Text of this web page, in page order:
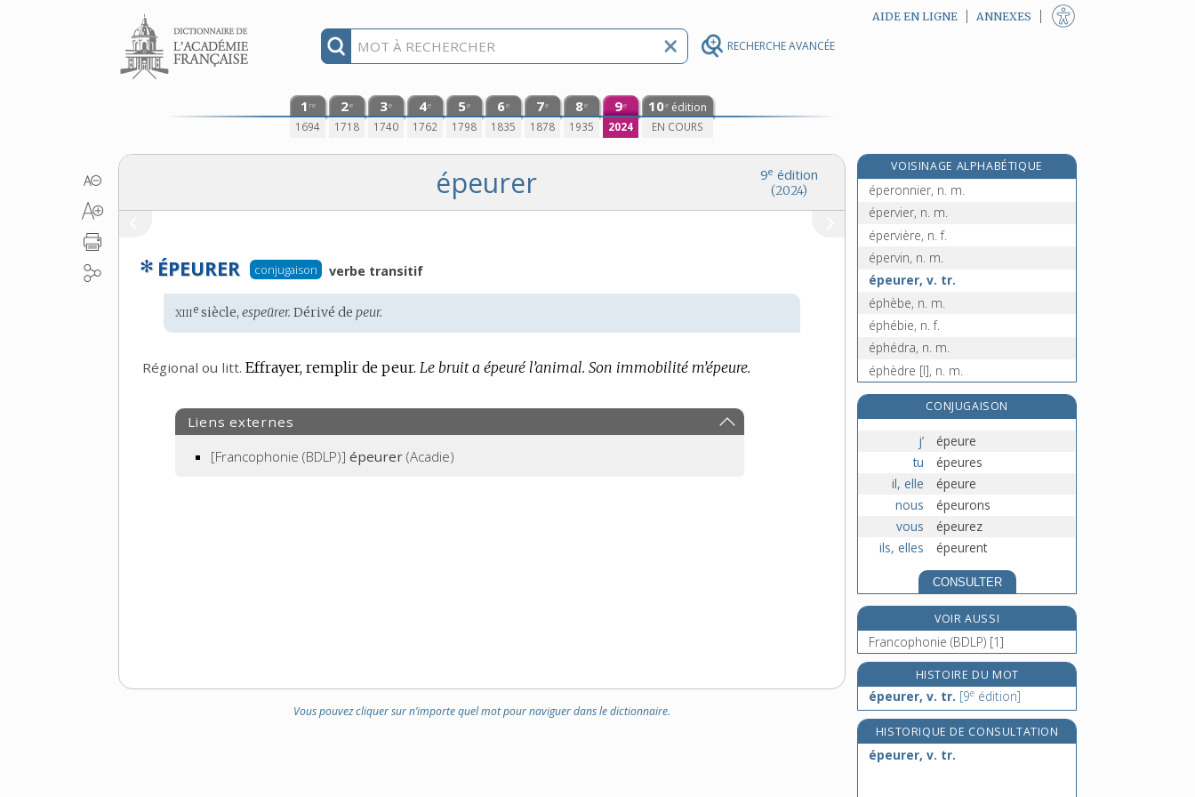
RECHERCHE AVANCÉE
Aller au contenu AIDE EN LIGNE ANNEXES
1 re
1694
2e
1718
3e
1740
4e
1762
5e
1798
6e
1835
7e
1878
8e
1935
9e
2024
10e édition
EN COURS
9e édition
(2024)
épeurer
✻ ÉPEURER conjugaison verbe transitif
Étymologie
:
xiiie siècle,espeürer. Dérivé depeur.
Régional ou litt. Effrayer, remplir de peur. Le bruit a épeuré l’animal. Son immobilité m’épeure.
Liens externes
[Francophonie (BDLP)] épeurer (Acadie)
Vous pouvez cliquer sur n’importe quel mot pour naviguer dans le dictionnaire.
VOISINAGE ALPHABÉTIQUE
éperonner, v. tr.
éperonnier, n. m.
épervier, n. m.
épervière, n. f.
épervin, n. m.
épeurer, v. tr.
éphèbe, n. m.
éphébie, n. f.
éphédra, n. m.
éphèdre [I], n. m.
éphèdre [II], n. m.[4 édition]
éphédrine, n. f.
éphelcystique, adj.
éphélide, n. f.
éphémère, adj. et n. m.
CONJUGAISON
j’
épeure
tu
épeures
il, elle
épeure
nous
épeurons
vous
épeurez
ils, elles
épeurent
CONSULTER
VOIR AUSSI
Francophonie (BDLP) [1]
HISTOIRE DU MOT
épeurer, v. tr. [9e édition]
HISTORIQUE DE CONSULTATION
épeurer, v. tr.